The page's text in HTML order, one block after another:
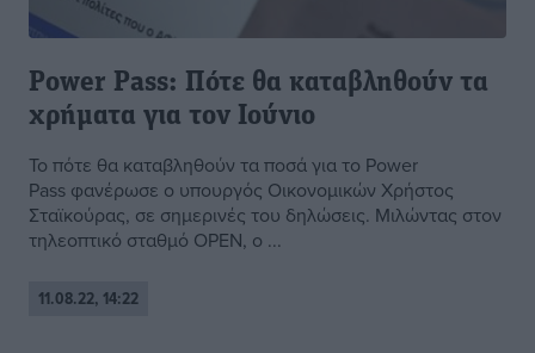
Power Pass: Πότε θα καταβληθούν τα
χρήματα για τον Ιούνιο
Το πότε θα καταβληθούν τα ποσά για το Power
Pass φανέρωσε ο υπουργός Οικονομικών Χρήστος
Σταϊκούρας, σε σημερινές του δηλώσεις. Μιλώντας στον
τηλεοπτικό σταθμό OPEN, ο ...
11.08.22, 14:22